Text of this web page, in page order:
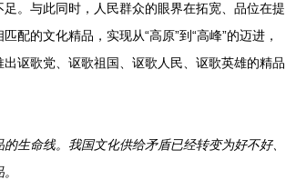
。与此同时，人民群众的眼界在拓宽、品位在提
的文化精品，实现从“高原”到“高峰”的迈进，
讴歌党、讴歌祖国、讴歌人民、讴歌英雄的精品
生命线。我国文化供给矛盾已经转变为好不好、